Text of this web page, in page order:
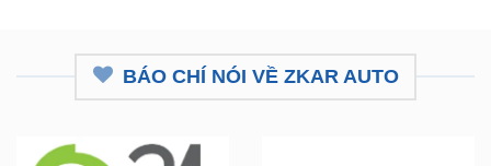
BÁO CHÍ NÓI VỀ ZKAR AUTO